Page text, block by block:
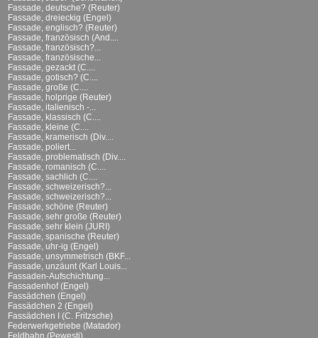
Fassade, deutsche? (Reuter)
Fassade, dreieckig (Engel)
Fassade, englisch? (Reuter)
Fassade, französisch (And....
Fassade, französisch?...
Fassade, französische...
Fassade, gezackt (C....
Fassade, gotisch? (C....
Fassade, große (C....
Fassade, holprige (Reuter)
Fassade, italienisch -...
Fassade, klassisch (C....
Fassade, kleine (C....
Fassade, kramerisch (Div....
Fassade, poliert...
Fassade, problematisch (Div....
Fassade, romanisch (C....
Fassade, sachlich (C....
Fassade, schweizerisch?...
Fassade, schweizerisch?...
Fassade, schöne (Reuter)
Fassade, sehr große (Reuter)
Fassade, sehr klein (JURI)
Fassade, spanische (Reuter)
Fassade, uhr-ig (Engel)
Fassade, unsymmetrisch (BKF...
Fassade, unzäunt (Karl Louis...
Fassaden-Aufschichtung...
Fassadenhof (Engel)
Fassädchen (Engel)
Fassädchen 2 (Engel)
Fassädchen I (C. Fritzsche)
Federwerkgetriebe (Matador)
Feldbahn (Pewesti)